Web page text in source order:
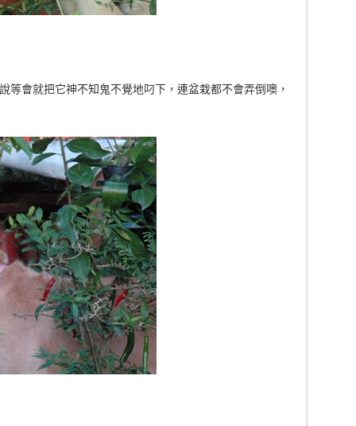
等會就把它神不知鬼不覺地叼下，連盆栽都不會弄倒噢，